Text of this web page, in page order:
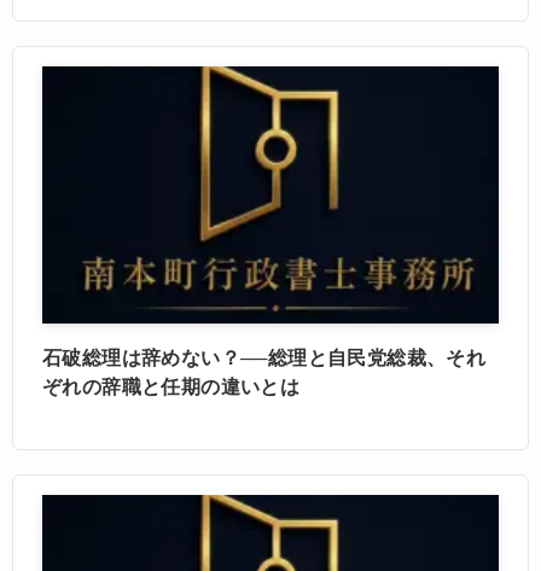
石破総理は辞めない？──総理と自民党総裁、それ
ぞれの辞職と任期の違いとは